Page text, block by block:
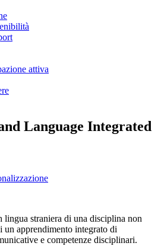
attiva
Language Integrated
straniera di una disciplina non
apprendimento integrato di
e competenze disciplinari.